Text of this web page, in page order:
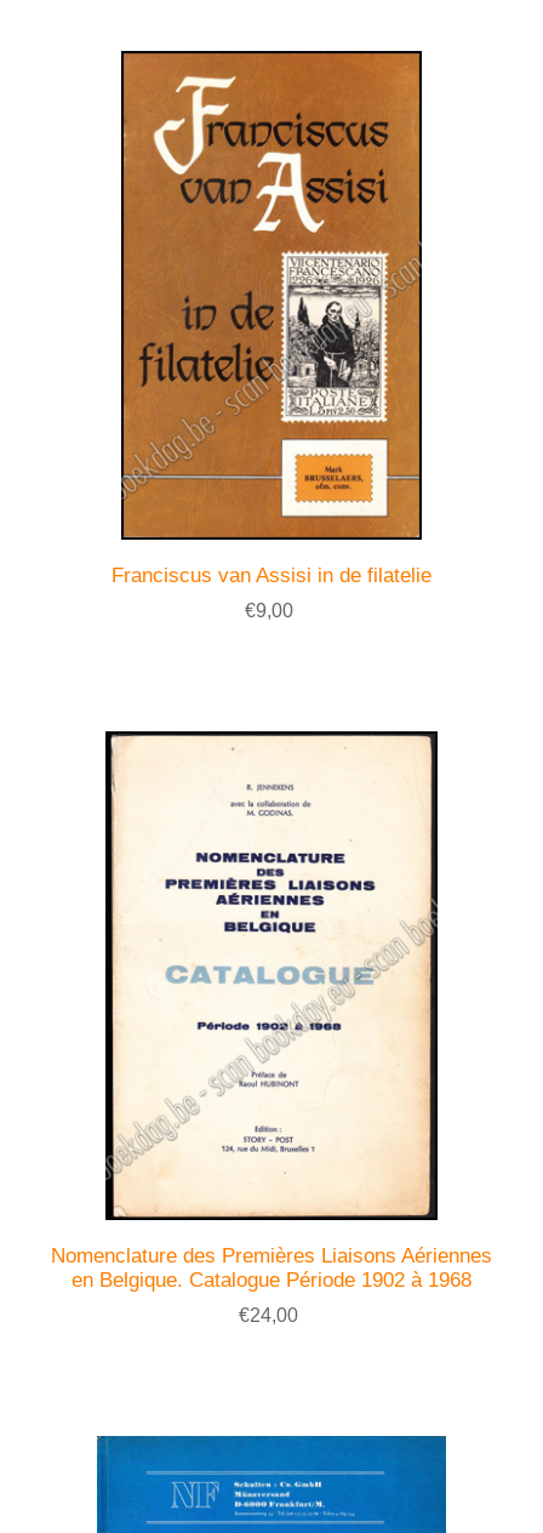
Franciscus van Assisi in de filatelie
€9,00
Nomenclature des Premières Liaisons Aériennes
en Belgique. Catalogue Période 1902 à 1968
€24,00